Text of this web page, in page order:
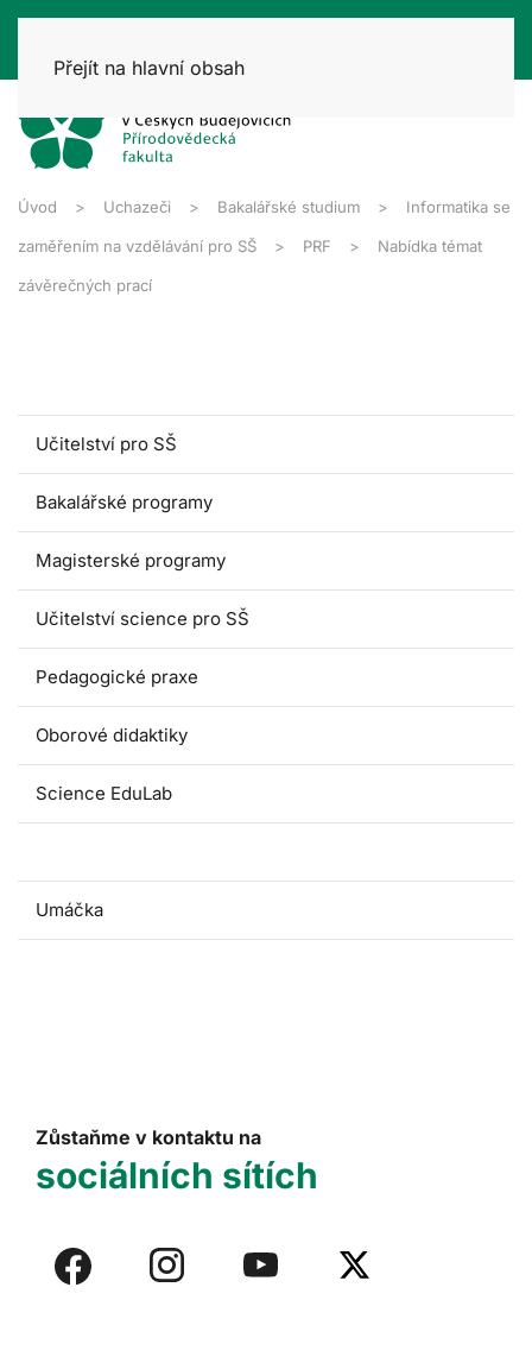
Přejít na hlavní obsah
Úvod Uchazeči Bakalářské studium Informatika se
zaměřením na vzdělávání pro SŠ PRF Nabídka témat
závěrečných prací
Učitelství pro SŠ
Bakalářské programy
Magisterské programy
Učitelství science pro SŠ
Pedagogické praxe
Oborové didaktiky
Science EduLab
Umáčka
Zůstaňme v kontaktu na
sociálních sítích